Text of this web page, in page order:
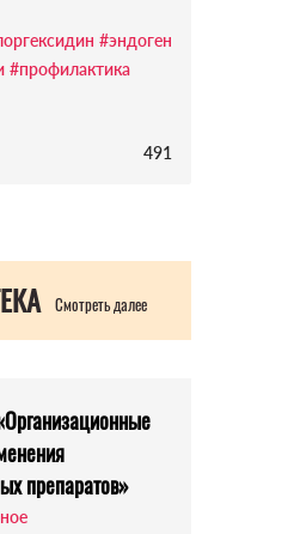
#эндоген
#профилактика
491
Смотреть далее
препаратов»